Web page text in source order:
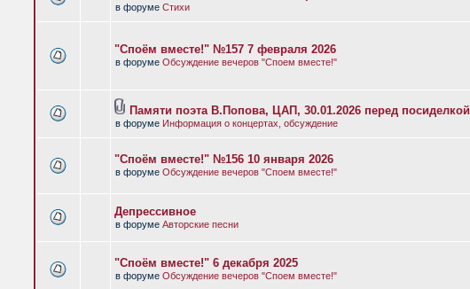
в форуме Стихи
"Споём вместе!" №157 7 февраля 2026
в форуме Обсуждение вечеров "Споем вместе!"
Памяти поэта В.Попова, ЦАП, 30.01.2026 перед посиделкой
в форуме Информация о концертах, обсуждение
"Споём вместе!" №156 10 января 2026
в форуме Обсуждение вечеров "Споем вместе!"
Депрессивное
в форуме Авторские песни
"Споём вместе!" 6 декабря 2025
в форуме Обсуждение вечеров "Споем вместе!"